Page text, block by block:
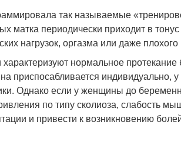
так называемые
матка периодически приходит в
нагрузок, оргазма или даже плохого
нормальное
приспосабливается индивидуально,
Однако если у женщины до
по типу сколиоза, слабость
и привести к возникновению